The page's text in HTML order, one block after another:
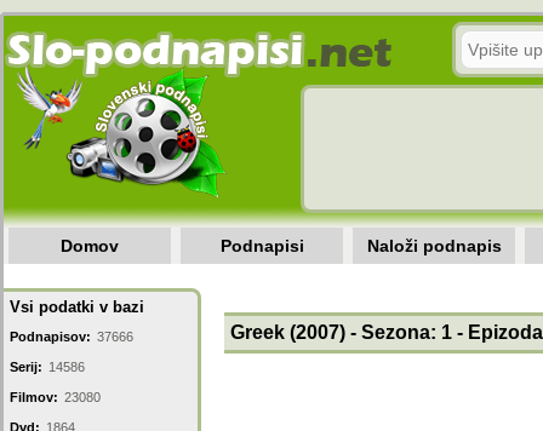
Domov Podnapisi Naloži podnapis
Vsi podatki v bazi
Podnapisov: 37666
Serij: 14586
Filmov: 23080
Dvd: 1864
Greek (2007) - Sezona: 1 -